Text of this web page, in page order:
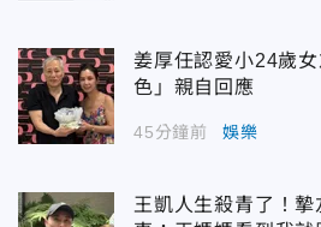
姜厚任認愛小24歲
色」親自回應
45分鐘前 娛樂
王凱人生殺青了！